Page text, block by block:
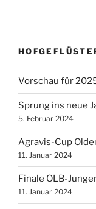
Vorschau für
Sprung ins neue
5. Februar 2024
Agravis-Cup
11. Januar 2024
Finale OLB-
11. Januar 2024